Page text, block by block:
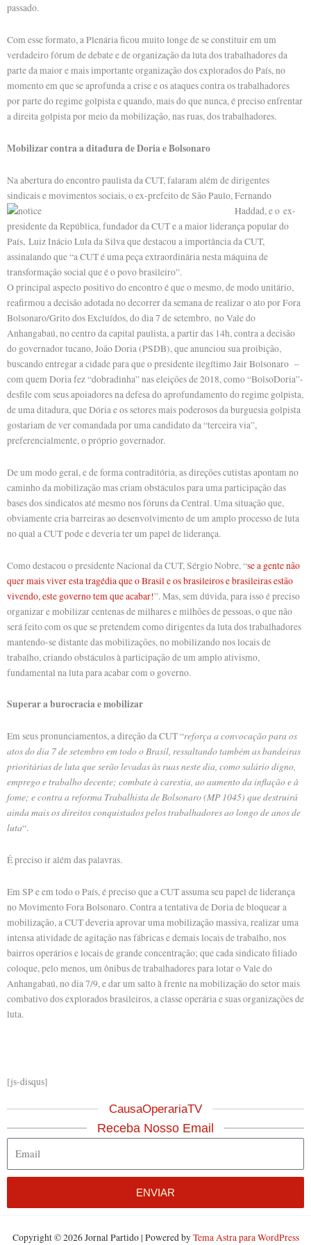
passado.
Com esse formato, a Plenária ficou muito longe de se constituir em um
verdadeiro fórum de debate e de organização da luta dos trabalhadores da
parte da maior e mais importante organização dos explorados do País, no
momento em que se aprofunda a crise e os ataques contra os trabalhadores
por parte do regime golpista e quando, mais do que nunca, é preciso enfrentar
a direita golpista por meio da mobilização, nas ruas, dos trabalhadores.
Mobilizar contra a ditadura de Doria e Bolsonaro
Na abertura do encontro paulista da CUT, falaram além de dirigentes
sindicais e movimentos sociais, o ex-prefeito deSão Paulo, Fernando
Haddad, e o ex-
presidente da República, fundador da CUT e a maior liderança popular do
País, Luiz Inácio Lula da Silva que destacou a importância da CUT,
assinalando que “a CUT é uma peça extraordinária nesta máquina de
transformação social que é o povo brasileiro”.
O principal aspecto positivo do encontro é que o mesmo, de modo unitário,
reafirmou a decisão adotada no decorrer da semana de realizar o ato por Fora
Bolsonaro/Grito dos Excluídos, do dia 7 de setembro, no Vale do
Anhangabaú, no centro da capital paulista, a partir das 14h, contra a decisão
do governador tucano, João Doria (PSDB), que anunciou sua proibição,
buscando entregar a cidade para que o presidente ilegítimo Jair Bolsonaro –
com quem Doria fez “dobradinha” nas eleições de 2018, como “BolsoDoria”-
desfile com seus apoiadores na defesa do aprofundamento do regime golpista,
de uma ditadura, que Dória e os setores mais poderosos da burguesia golpista
gostariam de ver comandada por uma candidato da “terceira via”,
preferencialmente, o próprio governador.
De um modo geral, e de forma contraditória, as direções cutistas apontam no
caminho da mobilização mas criam obstáculos para uma participação das
bases dos sindicatos até mesmo nos fóruns da Central. Uma situação que,
obviamente cria barreiras ao desenvolvimento de um amplo processo de luta
no qual a CUT pode e deveria ter um papel de liderança.
Como destacou o presidente Nacional da CUT, Sérgio Nobre, “se a gente não
quer mais viver esta tragédia que o Brasil e os brasileiros e brasileiras estão
vivendo, este governo tem que acabar!”. Mas, sem dúvida, para isso é preciso
organizar e mobilizar centenas de milhares e milhões de pessoas, o que não
será feito com os que se pretendem como dirigentes da luta dos trabalhadores
mantendo-se distante das mobilizações, no mobilizando nos locais de
trabalho, criando obstáculos à participação de um amplo ativismo,
fundamental na luta para acabar com o governo.
Superar a burocracia e mobilizar
Em seus pronunciamentos, a direção da CUT “reforça a convocação para os
atos do dia 7 de setembro em todo o Brasil, ressaltando também as bandeiras
prioritárias de luta que serão levadas às ruas neste dia, como salário digno,
emprego e trabalho decente; combate à carestia, ao aumento da inflação e à
fome; e contra a reforma Trabalhista de Bolsonaro (MP 1045) que destruirá
ainda mais os direitos conquistados pelos trabalhadores ao longo de anos de
luta“.
É preciso ir além das palavras.
Em SP e em todo o País, é preciso que a CUT assuma seu papel de liderança
no Movimento Fora Bolsonaro. Contra a tentativa de Doria de bloquear a
mobilização, a CUT deveria aprovar uma mobilização massiva, realizar uma
intensa atividade de agitação nas fábricas e demais locais de trabalho, nos
bairros operários e locais de grande concentração; que cada sindicato filiado
coloque, pelo menos, um ônibus de trabalhadores para lotar o Vale do
Anhangabaú, no dia 7/9, e dar um salto à frente na mobilização do setor mais
combativo dos explorados brasileiros, a classe operária e suas organizações de
luta.
[js-disqus]
CausaOperariaTV
Receba Nosso Email
ENVIAR
Copyright © 2026 Jornal Partido | Powered byTema Astra para WordPress